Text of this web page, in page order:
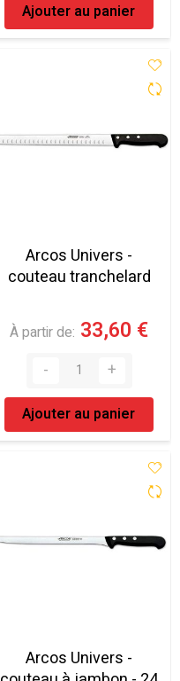
Ajouter au panier
Arcos Univers -
couteau tranchelard
À partir de 33,60 €
Ajouter au panier
Arcos Univers -